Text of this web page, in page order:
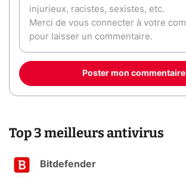
Poster mon commentaire
Top 3 meilleurs antivirus
Bitdefender